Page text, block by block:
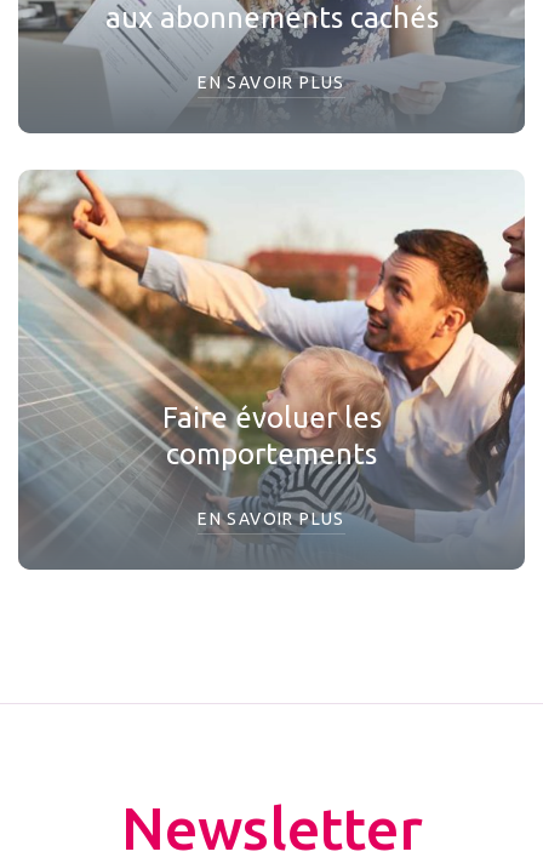
aux abonnements cachés
EN SAVOIR PLUS
Faire évoluer les
comportements
EN SAVOIR PLUS
Newsletter